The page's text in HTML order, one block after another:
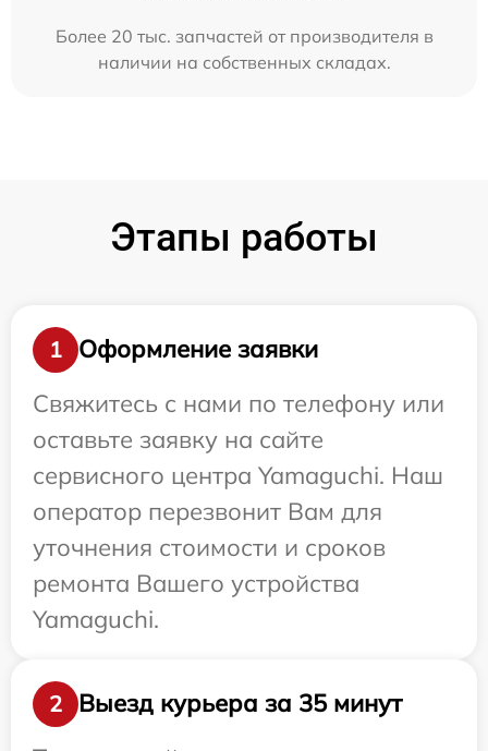
Более 20 тыс. запчастей от производителя в
наличии на собственных складах.
Этапы работы
1
Оформление заявки
Свяжитесь с нами по телефону или
оставьте заявку на сайте
сервисного центра Yamaguchi. Наш
оператор перезвонит Вам для
уточнения стоимости и сроков
ремонта Вашего устройства
Yamaguchi.
2
Выезд курьера за 35 минут